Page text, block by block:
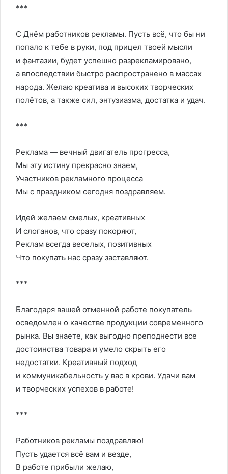
***
С Днём работников рекламы. Пусть всё, что бы ни
попало к тебе в руки, под прицел твоей мысли
и фантазии, будет успешно разрекламировано,
а впоследствии быстро распространено в массах
народа. Желаю креатива и высоких творческих
полётов, а также сил, энтузиазма, достатка и удач.
***
Реклама — вечный двигатель прогресса,
Мы эту истину прекрасно знаем,
Участников рекламного процесса
Мы с праздником сегодня поздравляем.
Идей желаем смелых, креативных
И слоганов, что сразу покоряют,
Реклам всегда веселых, позитивных
Что покупать нас сразу заставляют.
***
Благодаря вашей отменной работе покупатель
осведомлен о качестве продукции современного
рынка. Вы знаете, как выгодно преподнести все
достоинства товара и умело скрыть его
недостатки. Креативный подход
и коммуникабельность у вас в крови. Удачи вам
и творческих успехов в работе!
***
Работников рекламы поздравляю!
Пусть удается всё вам и везде,
В работе прибыли желаю,